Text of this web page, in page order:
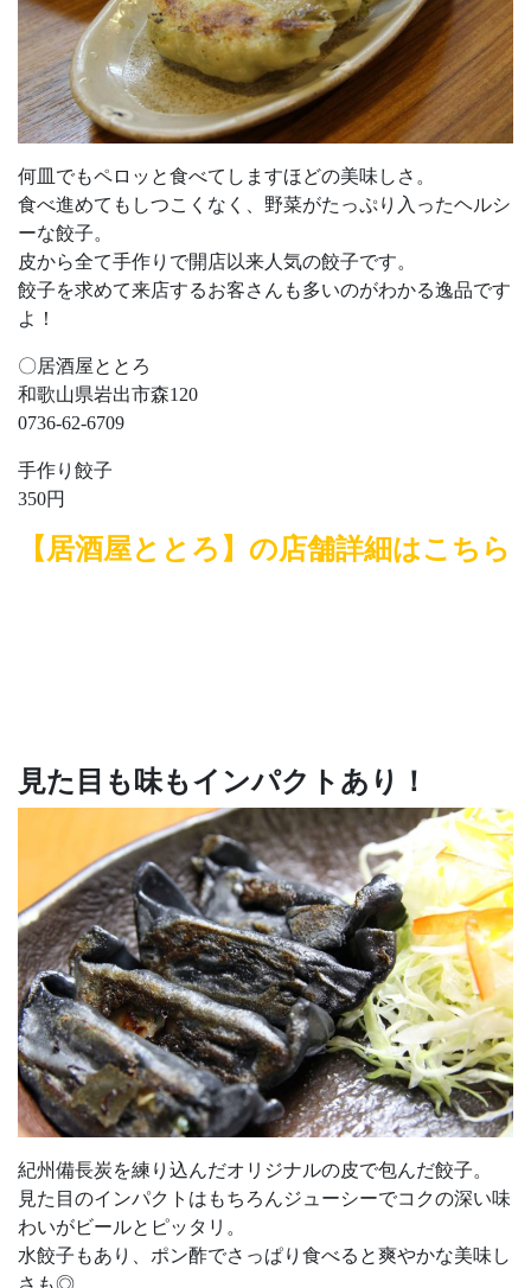
何皿でもペロッと食べてしますほどの美味しさ。
食べ進めてもしつこくなく、野菜がたっぷり入ったヘルシ
ーな餃子。
皮から全て手作りで開店以来人気の餃子です。
餃子を求めて来店するお客さんも多いのがわかる逸品です
よ！
〇居酒屋ととろ
和歌山県岩出市森120
0736-62-6709
手作り餃子
350円
【居酒屋ととろ】の店舗詳細はこちら
見た目も味もインパクトあり！
紀州備長炭を練り込んだオリジナルの皮で包んだ餃子。
見た目のインパクトはもちろんジューシーでコクの深い味
わいがビールとピッタリ。
水餃子もあり、ポン酢でさっぱり食べると爽やかな美味し